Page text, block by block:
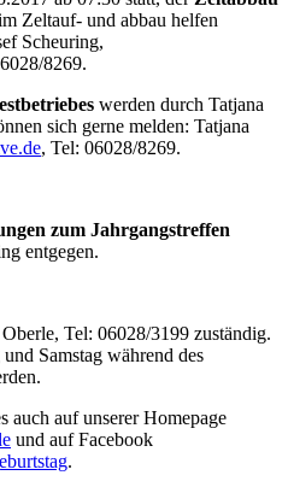
Zeltauf- und abbau helfen
Scheuring,
8269.
werden durch Tatjana
sich gerne melden: Tatjana
, Tel: 06028/8269.
zum Jahrgangstreffen
entgegen.
Tel: 06028/3199 zuständig.
Samstag während des
auch auf unserer Homepage
und auf Facebook
.